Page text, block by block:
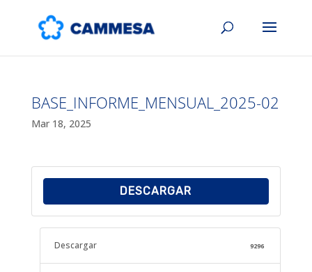
BASE_INFORME_MENSUAL_2025-02
Mar 18, 2025
DESCARGAR
Descargar 9296